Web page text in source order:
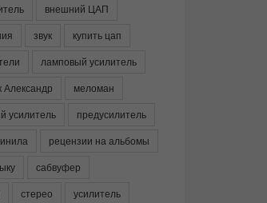
внешний ЦАП
звук
купить цап
ламповый усилитель
Александр
меломан
усилитель
предусилитель
рецензии на альбомы
сабвуфер
стерео усилитель